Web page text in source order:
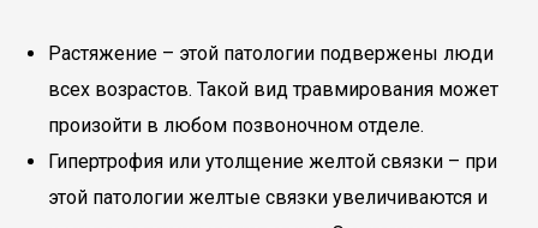
Растяжение – этой патологии подвержены люди
всех возрастов. Такой вид травмирования может
произойти в любом позвоночном отделе.
Гипертрофия или утолщение желтой связки – при
этой патологии желтые связки увеличиваются и